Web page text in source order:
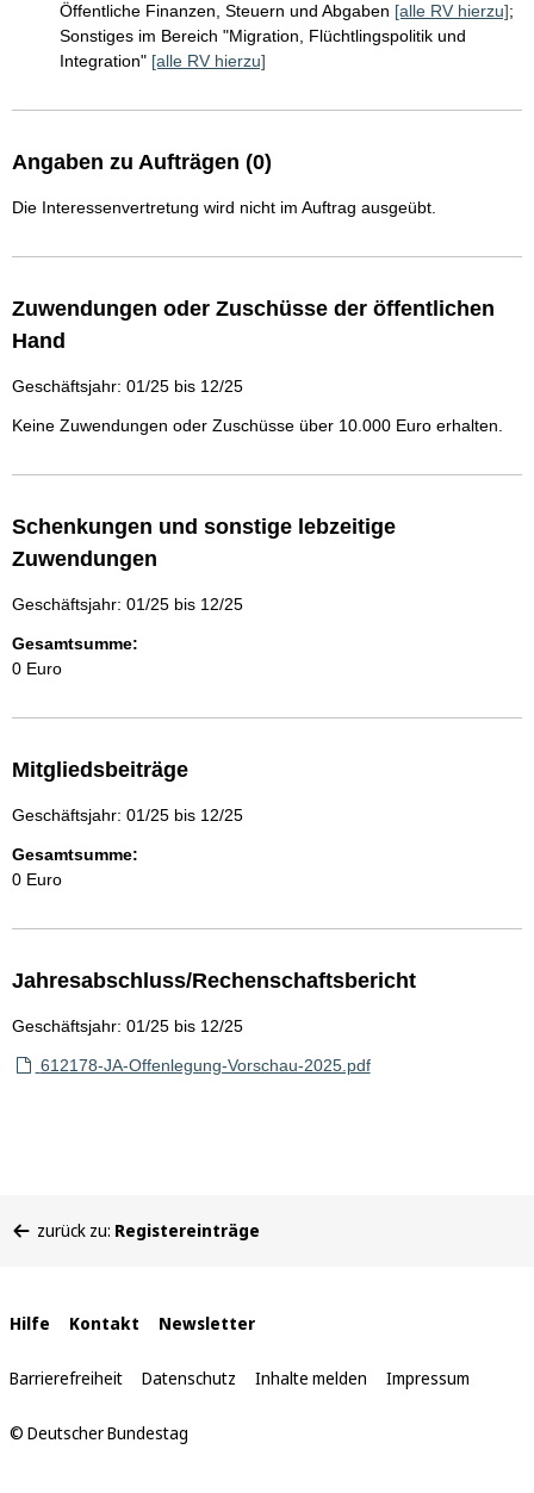
Öffentliche Finanzen, Steuern und Abgaben [alle RV hierzu];
Sonstiges im Bereich "Migration, Flüchtlingspolitik und
Integration" [alle RV hierzu]
Angaben zu Aufträgen (0)
Die Interessenvertretung wird nicht im Auftrag ausgeübt.
Zuwendungen oder Zuschüsse der öffentlichen
Hand
Geschäftsjahr: 01/25 bis 12/25
Keine Zuwendungen oder Zuschüsse über 10.000 Euro erhalten.
Schenkungen und sonstige lebzeitige
Zuwendungen
Geschäftsjahr: 01/25 bis 12/25
Gesamtsumme:
0 Euro
Mitgliedsbeiträge
Geschäftsjahr: 01/25 bis 12/25
Gesamtsumme:
0 Euro
Jahresabschluss/Rechenschaftsbericht
Geschäftsjahr: 01/25 bis 12/25
612178-JA-Offenlegung-Vorschau-2025.pdf
befinden
zurück zu: Registereinträge
Interne
Links
Hilfe Kontakt Newsletter
Barrierefreiheit Datenschutz Inhalte melden Impressum
© Deutscher Bundestag